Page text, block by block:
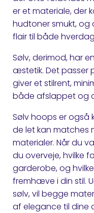
er et materiale, der
hudtoner smukt, og
flair til både
Sølv, derimod, har
æstetik. Det passer
giver et stilrent,
både afslappet og
Sølv hoops er også
de let kan matches
materialer. Når du
du overveje, hvilke
garderobe, og
fremhæve i din stil.
sølv, vil begge
af elegance til dine